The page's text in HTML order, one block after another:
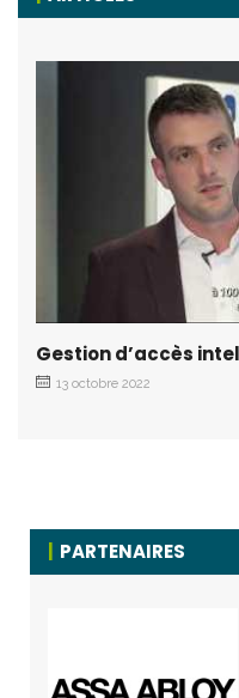
Gestion d’accès
13 octobre 2022
PARTENAIRES